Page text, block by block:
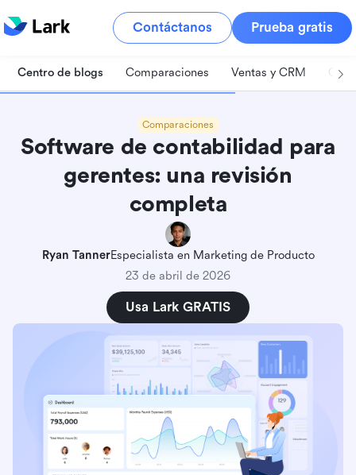
Contáctanos Prueba gratis
Centro de blogs Comparaciones Ventas y CRM
Comparaciones
Software de contabilidad para
gerentes: una revisión
completa
Ryan TannerEspecialista en Marketing de Producto
23 de abril de 2026
Usa Lark GRATIS